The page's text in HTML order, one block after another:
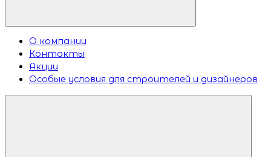
О компании
Контакты
Акции
Особые условия для строителей и дизайнеров